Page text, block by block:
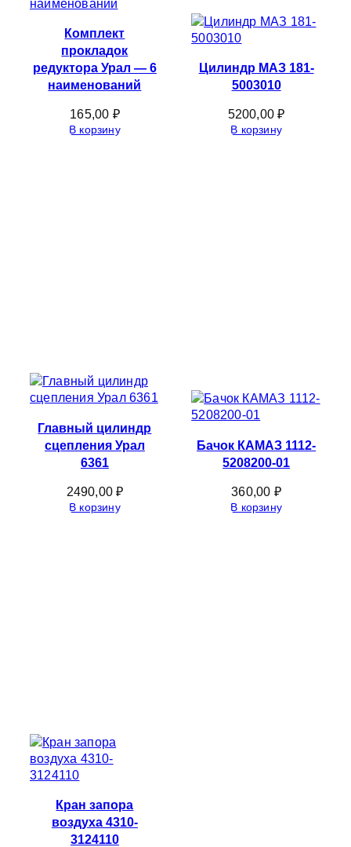
Комплект
прокладок
редуктора Урал — 6
наименований
165,00 ₽
В корзину
Цилиндр МАЗ 181-
5003010
5200,00₽
В корзину
Главный цилиндр
сцепления Урал
6361
2490,00₽
В корзину
Бачок КАМАЗ 1112-
5208200-01
360,00 ₽
В корзину
Кран запора
воздуха 4310-
3124110